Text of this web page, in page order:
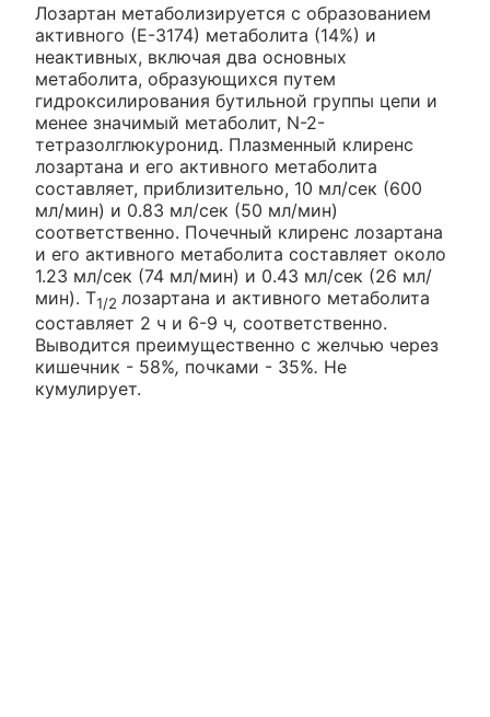
Лозартан метаболизируется с образованием
активного (Е-3174) метаболита (14%) и
неактивных, включая два основных
метаболита, образующихся путем
гидроксилирования бутильной группы цепи и
менее значимый метаболит, N-2-
тетразолглюкуронид. Плазменный клиренс
лозартана и его активного метаболита
составляет, приблизительно, 10 мл/сек (600
мл/мин) и 0.83 мл/сек (50 мл/мин)
соответственно. Почечный клиренс лозартана
и его активного метаболита составляет около
1.23 мл/сек (74 мл/мин) и 0.43 мл/сек (26 мл/
мин). T1/2 лозартана и активного метаболита
составляет 2 ч и 6-9 ч, соответственно.
Выводится преимущественно с желчью через
кишечник - 58%, почками - 35%. Не
кумулирует.